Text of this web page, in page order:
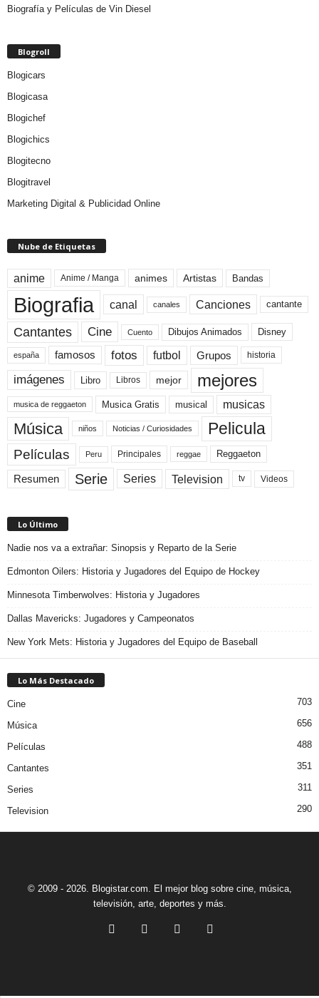
Biografía y Películas de Vin Diesel
Blogroll
Blogicars
Blogicasa
Blogichef
Blogichics
Blogitecno
Blogitravel
Marketing Digital & Publicidad Online
Nube de Etiquetas
anime Anime / Manga animes Artistas Bandas
Biografia canal canales Canciones cantante
Cantantes Cine Cuento Dibujos Animados Disney
españa famosos fotos futbol Grupos historia
imágenes Libro Libros mejor mejores
musica de reggaeton Musica Gratis musical musicas
Música niños Noticias / Curiosidades Pelicula
Películas Peru Principales reggae Reggaeton
Resumen Serie Series Television tv Videos
Lo Último
Nadie nos va a extrañar: Sinopsis y Reparto de la Serie
Edmonton Oilers: Historia y Jugadores del Equipo de Hockey
Minnesota Timberwolves: Historia y Jugadores
Dallas Mavericks: Jugadores y Campeonatos
New York Mets: Historia y Jugadores del Equipo de Baseball
Lo Más Destacado
Cine 703
Música 656
Películas 488
Cantantes 351
Series 311
Television 290
© 2009 - 2026. Blogistar.com. El mejor blog sobre cine, música,
televisión, arte, deportes y más.